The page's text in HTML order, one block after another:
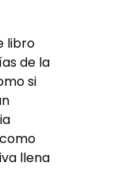
libro
de la
si
llena